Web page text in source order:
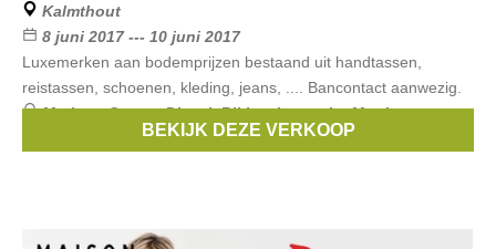
Kalmthout
8 juni 2017 --- 10 juni 2017
Luxemerken aan bodemprijzen bestaand uit handtassen,
reistassen, schoenen, kleding, jeans, .... Bancontact aanwezig.
Merken:Guess,Diesel,Bikkembergs,La Martina,
BEKIJK DEZE VERKOOP